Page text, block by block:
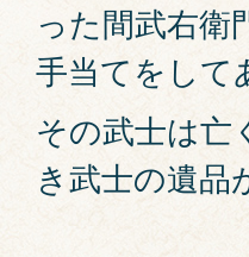
った間武右衛
手当てをして
その武士は亡
き武士の遺